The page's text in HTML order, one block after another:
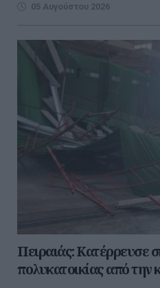
05 Αυγούστου 2026
Πειραιάς: Κατέρρευσε
πολυκατοικίας από την